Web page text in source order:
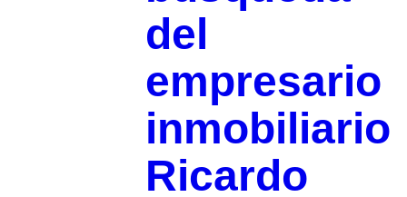
del
empresario
inmobiliario
Ricardo